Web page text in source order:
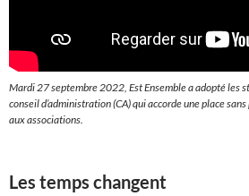
Mardi 27 septembre 2022, Est Ensemble a adopté les
conseil d’administration (CA) qui accorde une place
aux associations.
Les temps changent